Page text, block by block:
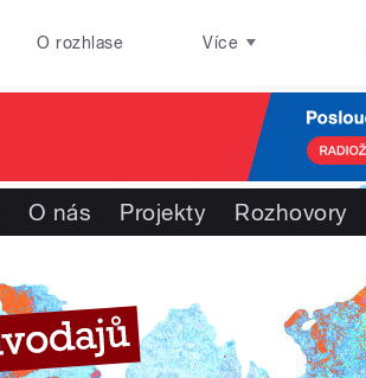
O rozhlase Více
O nás Projekty Rozhovory